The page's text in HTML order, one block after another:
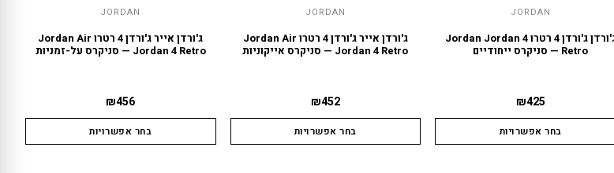
JORDAN
ג'ורדן ג'ורדן 4 רטרו Jordan Jordan 4
Retro — סניקרס ייחודיים
₪425
בחר אפשרויות
JORDAN
ג'ורדן אייר ג'ורדן 4 רטרו Jordan Air
Jordan 4 Retro — סניקרס אייקוניות
₪452
בחר אפשרויות
JORDAN
ג'ורדן אייר ג'ורדן 4 רטרו Jordan Air
Jordan 4 Retro — סניקרס על-זמניות
₪456
בחר אפשרויות